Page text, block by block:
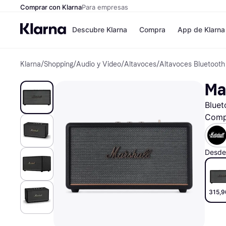
Comprar con KlarnaPara empresas
Descubre Klarna
Formas de pago
Paga ahora
Paga en 3 plazos
Paga en 30 días
Financiación
Klarna en Apple
Compra
Tiendas
Zalando
JD Sports
Directorio de
App de Klarna
Klarna/Shopping/Audio y Video/Altavoces/Altavoces Bluetooth